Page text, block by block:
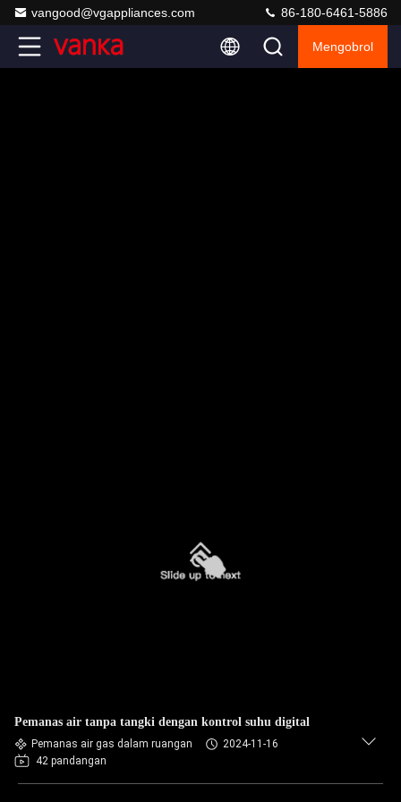
vangood@vgappliances.com 86-180-6461-5886
Mengobrol
Pemanas air tanpa tangki dengan kontrol suhu digital
Pemanas air gas dalam ruangan
2024-11-16
42 pandangan